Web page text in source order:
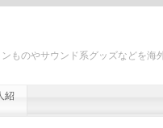
ものやサウンド系グッズなどを海
紹